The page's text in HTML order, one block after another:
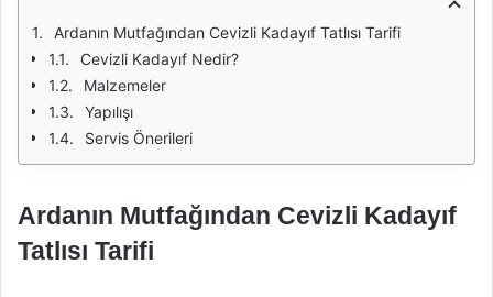
Ardanın Mutfağından Cevizli Kadayıf Tatlısı Tarifi
Cevizli Kadayıf Nedir?
Malzemeler
Yapılışı
Servis Önerileri
Ardanın Mutfağından Cevizli Kadayıf
Tatlısı Tarifi